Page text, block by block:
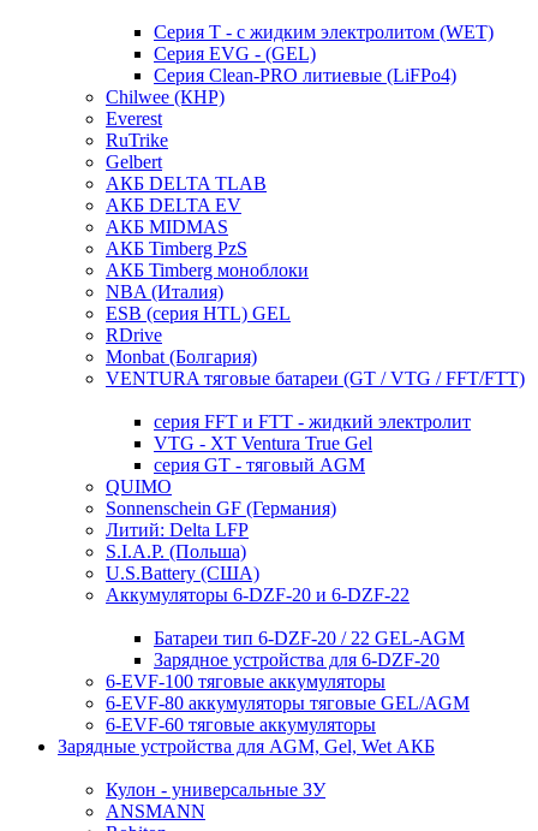
Серия T - с жидким электролитом (WET)
Серия EVG - (GEL)
Серия Clean-PRO литиевые (LiFPo4)
Chilwee (КНР)
Everest
RuTrike
Gelbert
АКБ DELTA TLAB
АКБ DELTA EV
АКБ MIDMAS
АКБ Timberg PzS
АКБ Timberg моноблоки
NBA (Италия)
ESB (серия HTL) GEL
RDrive
Monbat (Болгария)
VENTURA тяговые батареи (GT / VTG / FFT/FTT)
серия FFT и FTT - жидкий электролит
VTG - XT Ventura True Gel
серия GT - тяговый AGM
QUIMO
Sonnenschein GF (Германия)
Литий: Delta LFP
S.I.A.P. (Польша)
U.S.Battery (США)
Аккумуляторы 6-DZF-20 и 6-DZF-22
Батареи тип 6-DZF-20 / 22 GEL-AGM
Зарядное устройства для 6-DZF-20
6-EVF-100 тяговые аккумуляторы
6-EVF-80 аккумуляторы тяговые GEL/AGM
6-EVF-60 тяговые аккумуляторы
Зарядные устройства для AGM, Gel, Wet АКБ
Кулон - универсальные ЗУ
ANSMANN